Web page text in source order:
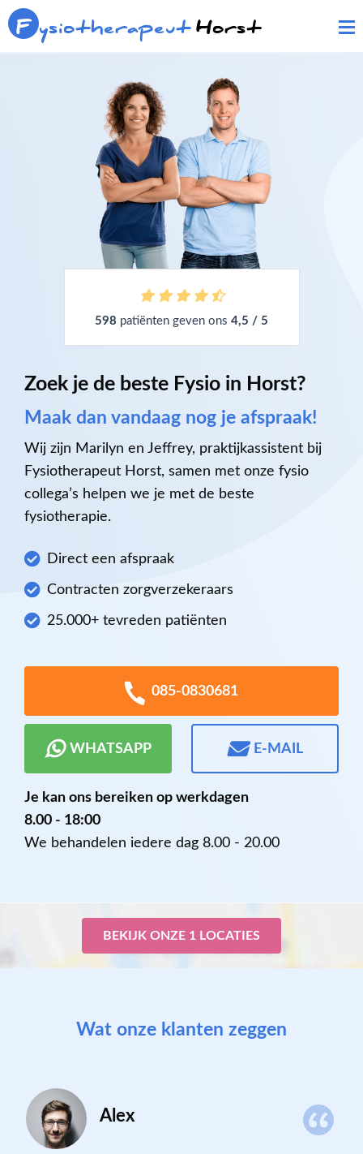
F ysiotherapeutHorst
598 patiënten geven ons 4,5 / 5
Zoek je de beste Fysio in Horst?
Maak dan vandaag nog je afspraak!
Wij zijn Marilyn en Jeffrey, praktijkassistent bij
Fysiotherapeut Horst, samen met onze fysio
collega’s helpen we je met de beste
fysiotherapie.
Direct een afspraak
Contracten zorgverzekeraars
25.000+ tevreden patiënten
085-0830681
WHATSAPP E-MAIL
Je kan ons bereiken op werkdagen
8.00 - 18:00
We behandelen iedere dag 8.00 - 20.00
BEKIJK ONZE 1 LOCATIES
Wat onze klanten zeggen
Alex